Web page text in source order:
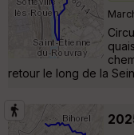
retour le long de la